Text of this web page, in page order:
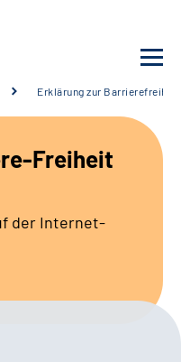
Erklärung zur
Freiheit
der Internet-